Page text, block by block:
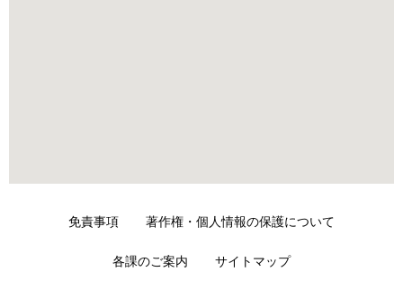
免責事項 著作権・個人情報の保護について
各課のご案内 サイトマップ